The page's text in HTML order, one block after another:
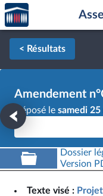
Aller au contenu
Aller en bas de la page
Accèder
à la
page
d'accueil
< Résultats
Amendement
Déposé le samedi
Dossier
Version
Texte visé :